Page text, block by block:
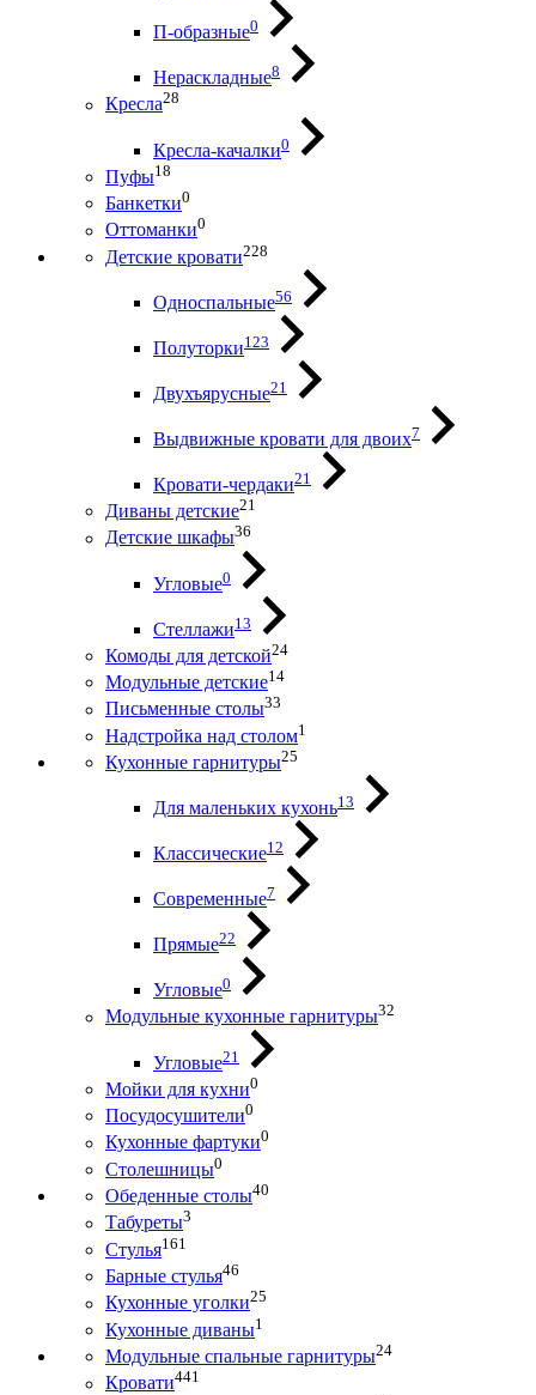
П-образные0
Нераскладные8
Кресла28
Кресла-качалки0
Пуфы18
Банкетки0
Оттоманки0
Детские кровати228
Односпальные56
Полуторки123
Двухъярусные21
Выдвижные кровати для двоих7
Кровати-чердаки21
Диваны детские21
Детские шкафы36
Угловые0
Стеллажи13
Комоды для детской24
Модульные детские14
Письменные столы33
Надстройка над столом1
Кухонные гарнитуры25
Для маленьких кухонь13
Классические12
Современные7
Прямые22
Угловые0
Модульные кухонные гарнитуры32
Угловые21
Мойки для кухни0
Посудосушители0
Кухонные фартуки0
Столешницы0
Обеденные столы40
Табуреты3
Стулья161
Барные стулья46
Кухонные уголки25
Кухонные диваны1
Модульные спальные гарнитуры24
Кровати441